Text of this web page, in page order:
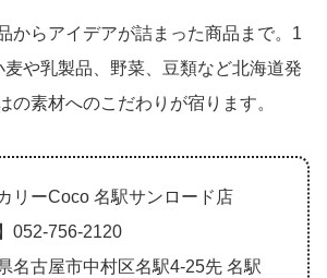
からアイデアが詰まった商品まで。1
や乳製品、野菜、豆類など北海道発
の素材へのこだわりが宿ります。
リーCoco 名駅サンロード店
052-756-2120
名古屋市中村区名駅4-25先 名駅